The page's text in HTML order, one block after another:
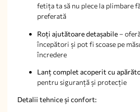
fetița ta să nu plece la plimbare
preferată
Roți ajutătoare detașabile –
începători și pot fi scoase pe
încredere
Lanț complet acoperit cu
pentru siguranță și protecție
Detalii tehnice și confort: